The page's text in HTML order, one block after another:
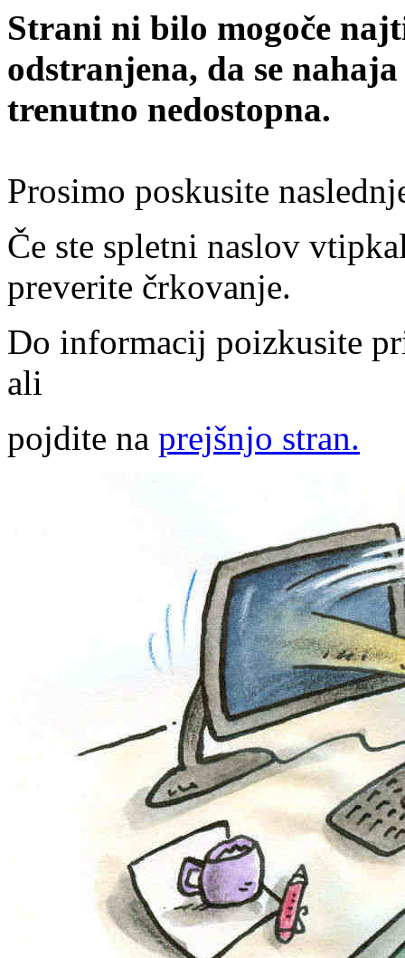
Strani ni bilo mogoče
odstranjena, da se
trenutno nedostopna.
Prosimo poskusite
Če ste spletni naslov
preverite črkovanje.
Do informacij poizkusite
ali
pojdite na prejšnjo stran.